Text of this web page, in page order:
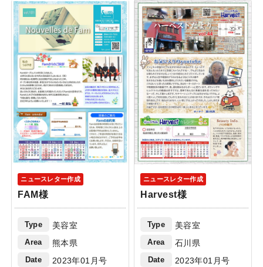
ニュースレター作成
FAM様
Type 美容室
Area 熊本県
Date 2023年01月号
ニュースレター作成
Harvest様
Type 美容室
Area 石川県
Date 2023年01月号